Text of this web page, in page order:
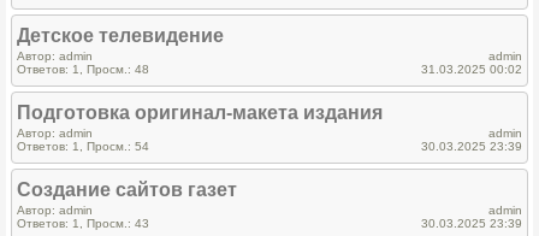
Детское телевидение
Автор: admin
Ответов: 1, Просм.: 48
admin
31.03.2025 00:02
Подготовка оригинал-макета издания
Автор: admin
Ответов: 1, Просм.: 54
admin
30.03.2025 23:39
Создание сайтов газет
Автор: admin
Ответов: 1, Просм.: 43
admin
30.03.2025 23:39